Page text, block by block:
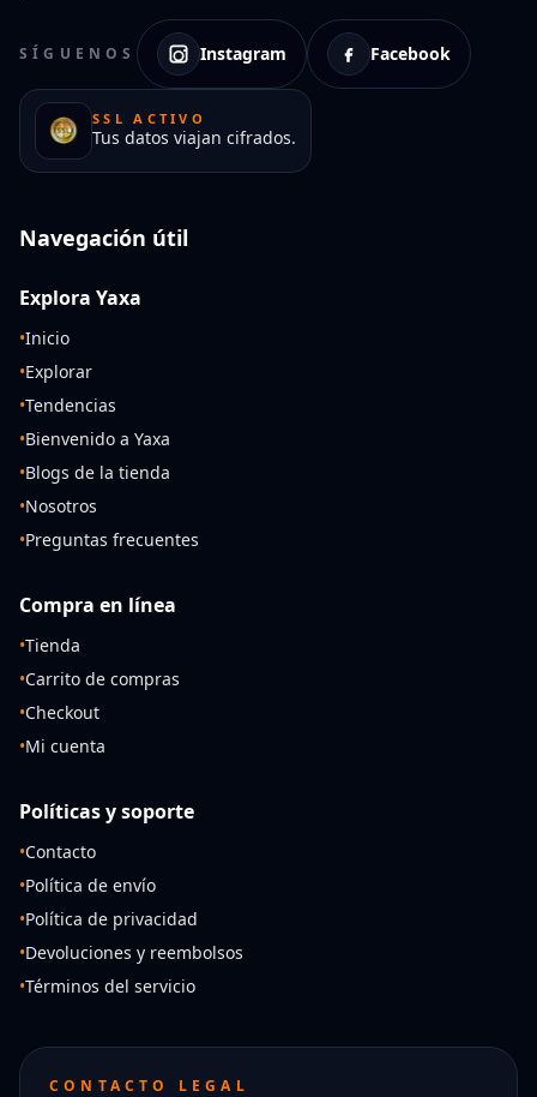
SÍGUENOS Instagram Facebook
SSL ACTIVO
Tus datos viajan cifrados.
Navegación útil
Explora Yaxa
•Inicio
•Explorar
•Tendencias
•Bienvenido a Yaxa
•Blogs de la tienda
•Nosotros
•Preguntas frecuentes
Compra en línea
•Tienda
•Carrito de compras
•Checkout
•Mi cuenta
Políticas y soporte
•Contacto
•Política de envío
•Política de privacidad
•Devoluciones y reembolsos
•Términos del servicio
CONTACTO LEGAL